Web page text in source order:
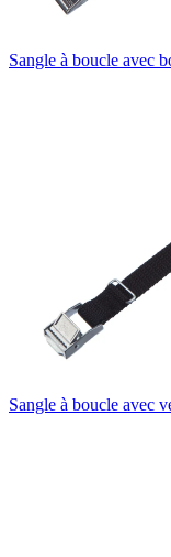
Sangle à boucle avec
Sangle à boucle avec